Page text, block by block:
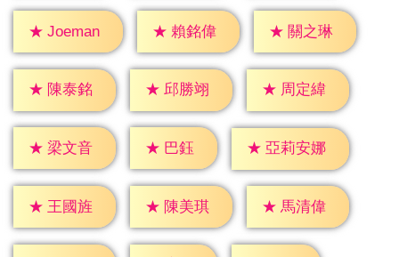
★ Joeman ★ 賴銘偉 ★ 關之琳
★ 陳泰銘 ★ 邱勝翊 ★ 周定緯
★ 梁文音 ★ 巴鈺 ★ 亞莉安娜
★ 王國旌 ★ 陳美琪 ★ 馬清偉